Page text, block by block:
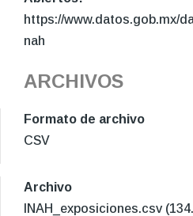
https://www.datos.gob.mx/
nah
ARCHIVOS
Formato de archivo
CSV
Archivo
INAH_exposiciones.csv